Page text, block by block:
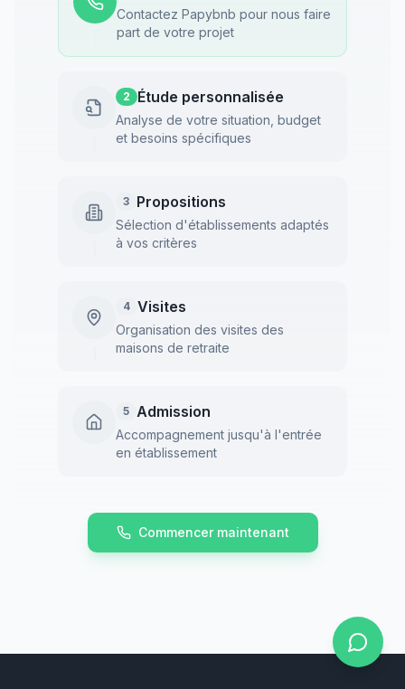
Contactez Papybnb pour nous faire
part de votre projet
2 Étude personnalisée
Analyse de votre situation, budget
et besoins spécifiques
3 Propositions
Sélection d'établissements adaptés
à vos critères
4 Visites
Organisation des visites des
maisons de retraite
5 Admission
Accompagnement jusqu'à l'entrée
en établissement
Commencer maintenant